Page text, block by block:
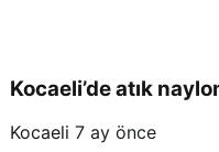
Kocaeli’de atık
Kocaeli 7 ay önce